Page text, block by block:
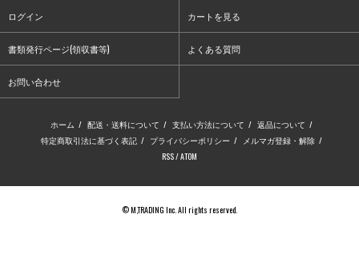
ログイン カートを見る
書類発行ページ(領収書等) よくある質問
お問い合わせ
ホーム / 配送・送料について / 支払い方法について / 返品について /
特定商取引法に基づく表記 / プライバシーポリシー / メルマガ登録・解除 /
RSS/ATOM
© M,TRADING Inc. All rights reserved.